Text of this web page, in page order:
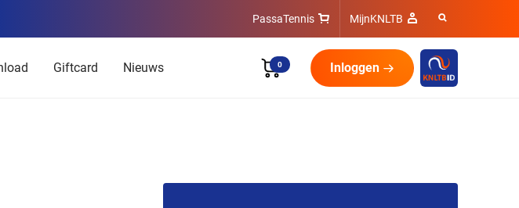
menu
PassaTennis MijnKNLTB
Giftcard Nieuws 0 Inloggen